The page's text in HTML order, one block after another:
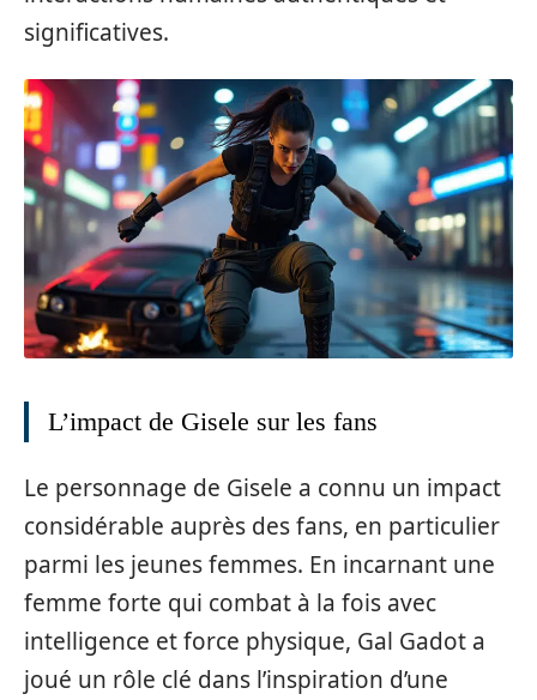
significatives.
L’impact de Gisele sur les fans
Le personnage de Gisele a connu un impact
considérable auprès des fans, en particulier
parmi les jeunes femmes. En incarnant une
femme forte qui combat à la fois avec
intelligence et force physique, Gal Gadot a
joué un rôle clé dans l’inspiration d’une